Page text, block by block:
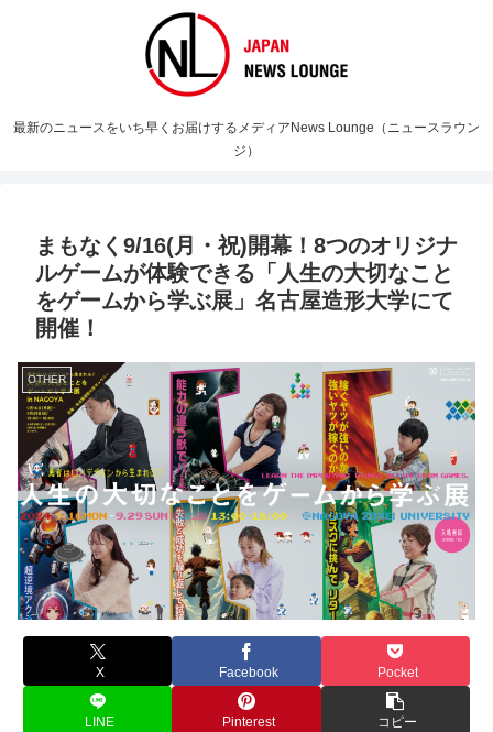
最新のニュースをいち早くお届けするメディアNews Lounge（ニュースラウン
ジ）
まもなく9/16(月・祝)開幕！8つのオリジナ
ルゲームが体験できる「人生の大切なこと
をゲームから学ぶ展」名古屋造形大学にて
開催！
OTHER
X Facebook Pocket
LINE Pinterest コピー